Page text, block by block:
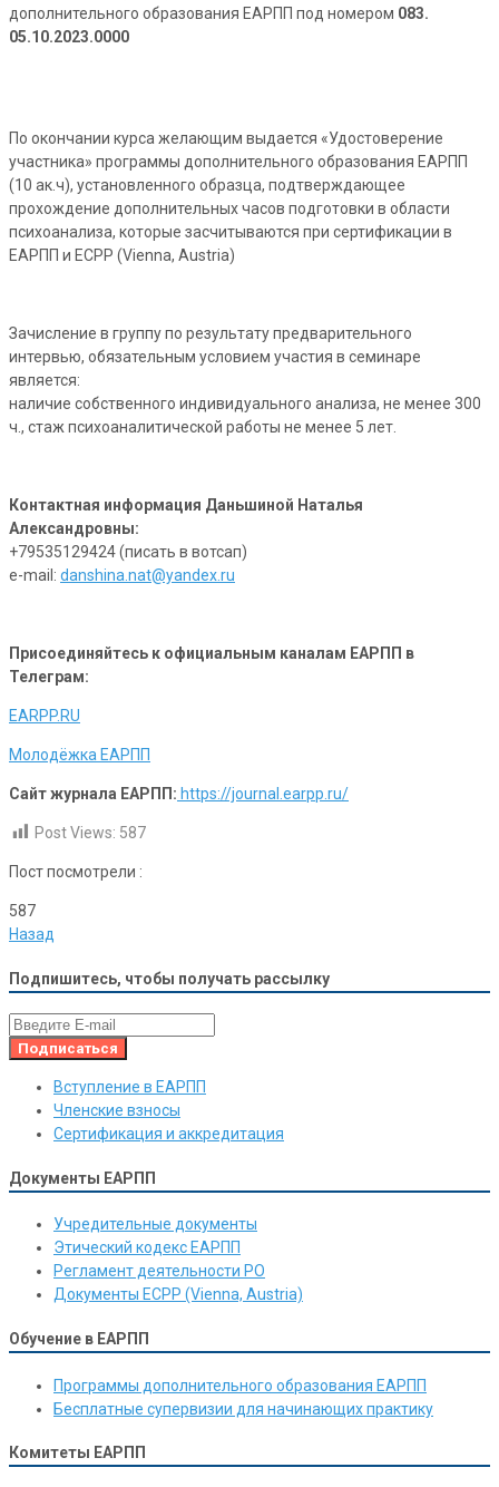
дополнительного образования ЕАРПП под номером 083.
05.10.2023.0000
По окончании курса желающим выдается «Удостоверение
участника» программы дополнительного образования ЕАРПП
(10 ак.ч), установленного образца, подтверждающее
прохождение дополнительных часов подготовки в области
психоанализа, которые засчитываются при сертификации в
ЕАРПП и ECPP (Vienna, Austria)
Зачисление в группу по результату предварительного
интервью, обязательным условием участия в семинаре
является:
наличие собственного индивидуального анализа, не менее 300
ч., стаж психоаналитической работы не менее 5 лет.
Контактная информация Даньшиной Наталья
Александровны:
+79535129424 (писать в вотсап)
e-mail: danshina.nat@yandex.ru
Присоединяйтесь к официальным каналам ЕАРПП в
Телеграм:
EARPP.RU
Молодёжка ЕАРПП
Сайт журнала ЕАРПП: https://journal.earpp.ru/
Post Views: 587
Пост посмотрели :
587
Назад
Подпишитесь, чтобы получать рассылку
Вступление в ЕАРПП
Членские взносы
Сертификация и аккредитация
Документы ЕАРПП
Учредительные документы
Этический кодекс ЕАРПП
Регламент деятельности РО
Документы ЕСРР (Vienna, Austria)
Обучение в ЕАРПП
Программы дополнительного образования ЕАРПП
Бесплатные супервизии для начинающих практику
Комитеты ЕАРПП